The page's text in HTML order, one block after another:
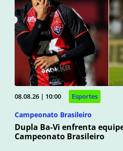
08.08.26 | 10:00 Esportes
Campeonato Brasileiro
Dupla Ba-Vi enfrenta
Campeonato Brasileiro